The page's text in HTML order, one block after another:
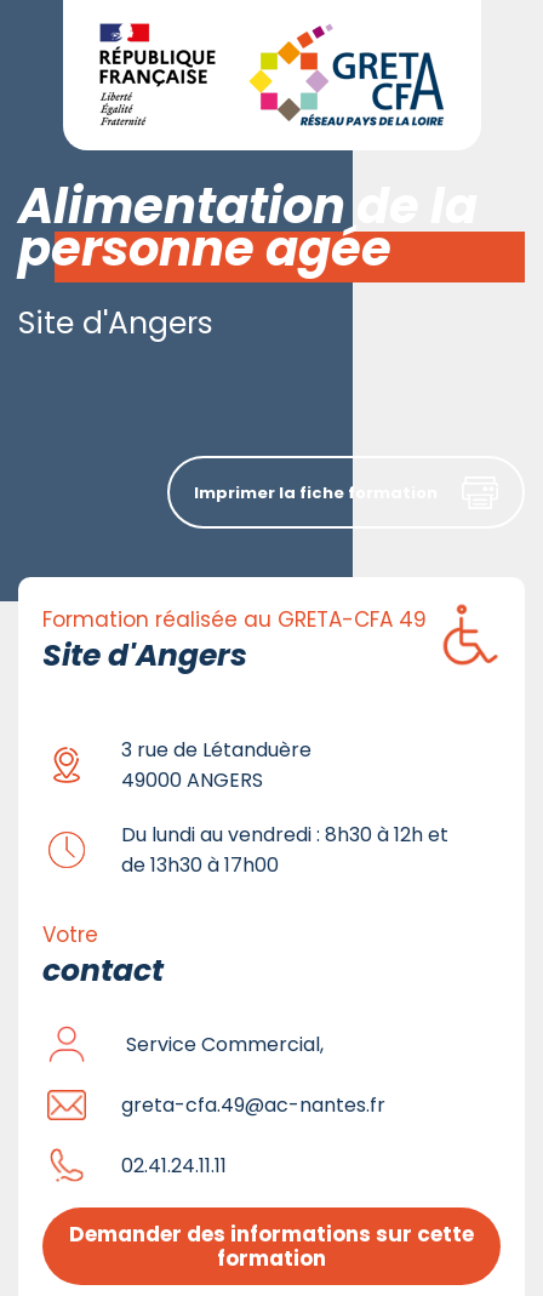
Alimentation de la
personne agée
Site d'Angers
Formation réalisée au GRETA-CFA 49
Site d'Angers
3 rue de Létanduère
49000 ANGERS
Du lundi au vendredi : 8h30 à 12h et
de 13h30 à 17h00
Votre
contact
Service Commercial,
greta-cfa.49@ac-nantes.fr
02.41.24.11.11
Demander des informations sur cette
formation
Imprimer la fiche formation